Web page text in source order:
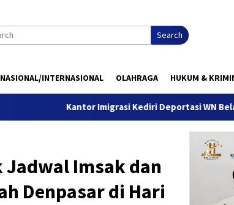
Search
NASIONAL/INTERNASIONAL OLAHRAGA HUKUM &
Kantor Imigrasi Kediri Deportasi WN Belanda, Ini
Jadwal Imsak dan
Denpasar di Hari